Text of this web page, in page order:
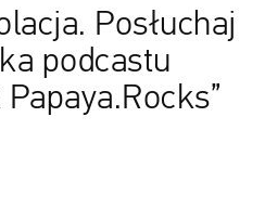
Posłuchaj
podcastu
TWITTER PINTEREST MAIL